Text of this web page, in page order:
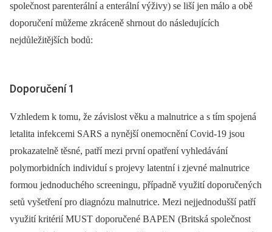
společnost parenterální a enterální výživy) se liší jen málo a obě
doporučení můžeme zkráceně shrnout do následujících
nejdůležitějších bodů:
Doporučení 1
Vzhledem k tomu, že závislost věku a malnutrice a s tím spojená
letalita infekcemi SARS a nynější onemocnění Covid-19 jsou
prokazatelně těsné, patří mezi první opatření vyhledávání
polymorbidních individuí s projevy latentní i zjevné malnutrice
formou jednoduchého screeningu, případně využití doporučených
setů vyšetření pro diagnózu malnutrice. Mezi nejjednodušší patří
využití kritérií MUST doporučené BAPEN (Britská společnost